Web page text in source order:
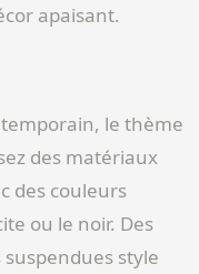
apaisant.
le thème
des matériaux
des couleurs
ou le noir. Des
style